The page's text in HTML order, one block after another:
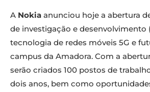
A Nokia anunciou hoje a abertura
de investigação e desenvolvimento
tecnologia de redes móveis 5G e
campus da Amadora. Com a
serão criados 100 postos de
dois anos, bem como